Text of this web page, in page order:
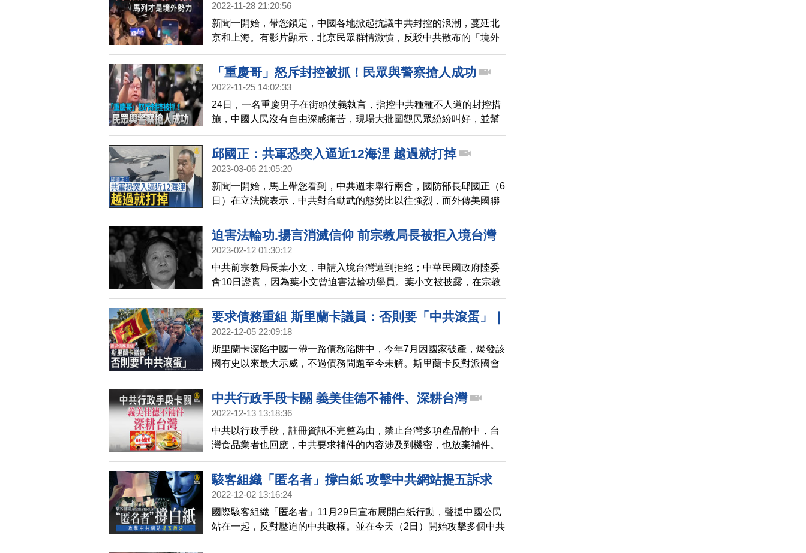
2022-11-28 21:20:56
新聞一開始，帶您鎖定，中國各地掀起抗議中共封控的浪潮，蔓延北
京和上海。有影片顯示，北京民眾群情激憤，反駁中共散布的「境外
反華勢力」說法，諷刺中國共產黨和馬列主義才是境外勢力。
「重慶哥」怒斥封控被抓！民眾與警察搶人成功
2022-11-25 14:02:33
24日，一名重慶男子在街頭仗義執言，指控中共種種不人道的封控措
施，中國人民沒有自由深感痛苦，現場大批圍觀民眾紛紛叫好，並幫
助男子從警方手中脫困。相關影片在網路上瘋傳，中國大陸網友將這
名男子封為「重慶超人哥」。
邱國正：共軍恐突入逼近12海浬 越過就打掉
2023-03-06 21:05:20
新聞一開始，馬上帶您看到，中共週末舉行兩會，國防部長邱國正（6
日）在立法院表示，中共對台動武的態勢比以往強烈，而外傳美國聯
邦眾議院議長麥卡錫可能來台訪問，邱國正說國軍有超前部署，要警
惕中共有可能藉口突然進入台灣領海基線，向12海浬的領空基線逼
近，台灣為了因應共軍無人機、間諜氣球等威脅，已經將過去「不開
迫害法輪功.揚言消滅信仰 前宗教局長被拒入境台灣
2023-02-12 01:30:12
中共前宗教局長葉小文，申請入境台灣遭到拒絕；中華民國政府陸委
會10日證實，因為葉小文曾迫害法輪功學員。葉小文被披露，在宗教
局長任內，曾說出共產黨的任務，是要從地球上消滅所有宗教、消滅
人對神的信仰。台灣已故的樞機主教單國璽就曾指出，中共宗教局就
是為了消滅宗教。
要求債務重組 斯里蘭卡議員：否則要「中共滾蛋」｜
寰宇掃描
2022-12-05 22:09:18
斯里蘭卡深陷中國一帶一路債務陷阱中，今年7月因國家破產，爆發該
國有史以來最大示威，不過債務問題至今未解。斯里蘭卡反對派國會
議員拉薩瑪尼卡姆最近警告，斯里蘭卡的經濟窘境是中共所造成，若
中共當局不願協助斯里蘭卡進行債務重整或取消債務，他將發起「中
共滾回家」運動。
中共行政手段卡關 義美佳德不補件、深耕台灣
2022-12-13 13:18:36
中共以行政手段，註冊資訊不完整為由，禁止台灣多項產品輸中，台
灣食品業者也回應，中共要求補件的內容涉及到機密，也放棄補件。
駭客組織「匿名者」撐白紙 攻擊中共網站提五訴求
2022-12-02 13:16:24
國際駭客組織「匿名者」11月29日宣布展開白紙行動，聲援中國公民
站在一起，反對壓迫的中共政權。並在今天（2日）開始攻擊多個中共
當局的網站，公布上海市警察名單，截至目前，被癱瘓的黑龍江肇東